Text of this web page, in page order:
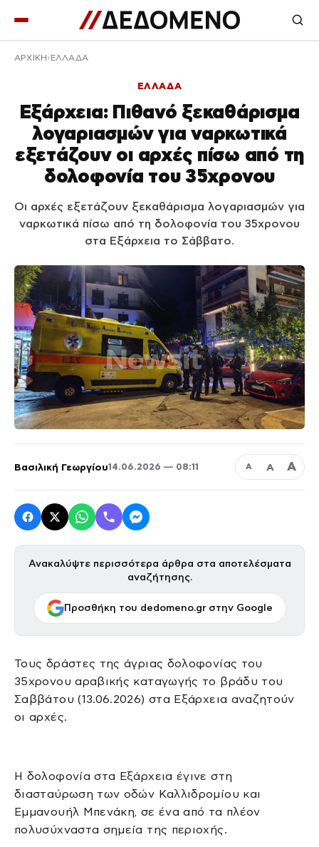
ΑΡΧΙΚΉ ΕΛΛΑΔΑ
ΕΛΛΑΔΑ
Εξάρχεια: Πιθανό ξεκαθάρισμα
λογαριασμών για ναρκωτικά
εξετάζουν οι αρχές πίσω από τη
δολοφονία του 35χρονου
Οι αρχές εξετάζουν ξεκαθάρισμα λογαριασμών για
ναρκωτικά πίσω από τη δολοφονία του 35χρονου
στα Εξάρχεια το Σάββατο.
Βασιλική Γεωργίου14.06.2026 — 08:11 Α Α Α
Ανακαλύψτε περισσότερα άρθρα στα αποτελέσματα
αναζήτησης.
Προσθήκη του dedomeno.gr στην Google
Τους δράστες της άγριας δολοφονίας του
35χρονου αραβικής καταγωγής το βράδυ του
Σαββάτου (13.06.2026) στα Εξάρχεια αναζητούν
οι αρχές.
Η δολοφονία στα Εξάρχεια έγινε στη
διασταύρωση των οδών Καλλιδρομίου και
Εμμανουήλ Μπενάκη, σε ένα από τα πλέον
πολυσύχναστα σημεία της περιοχής.